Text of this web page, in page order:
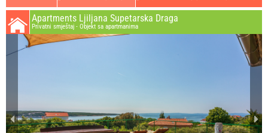
Apartments Ljiljana Supetarska Draga
Privatni smještaj - Objekt sa apartmanima